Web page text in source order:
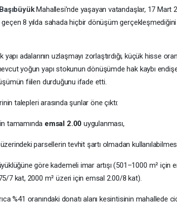
BaşıbüyükMahallesi’nde yaşayan vatandaşlar, 17 Mart
8 yılda sahada hiçbir dönüşüm
yapı adalarının uzlaşmayı zorlaştırdığı, küçük hisse
yoğun yapı stokunun dönüşümde hak kaybı
fiilen durduğunu ifade etti.
talepleri arasında şunlar öne çıktı:
tamamında emsal 2.00 uygulanması,
parsellerin tevhit şartı olmadan
göre kademeli imar artışı (501–1000 m² için
7 kat, 2000 m² üzeri için emsal 2.00/8 kat).
%41 oranındaki donatı alanı kesintisinin mahallede